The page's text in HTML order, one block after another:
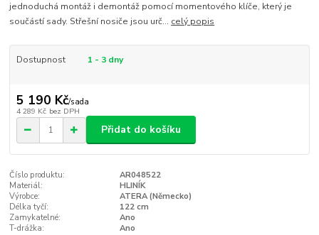
jednoduchá montáž i demontáž pomocí momentového klíče, který je
součástí sady. Střešní nosiče jsou urč... celý popis
Dostupnost 1 - 3 dny
5 190 Kč/sada
4 289 Kč bez DPH
Přidat do košíku
Číslo produktu:
AR048522
Materiál:
HLINÍK
Výrobce:
ATERA (Německo)
Délka tyčí:
122 cm
Zamykatelné:
Ano
T-drážka:
Ano